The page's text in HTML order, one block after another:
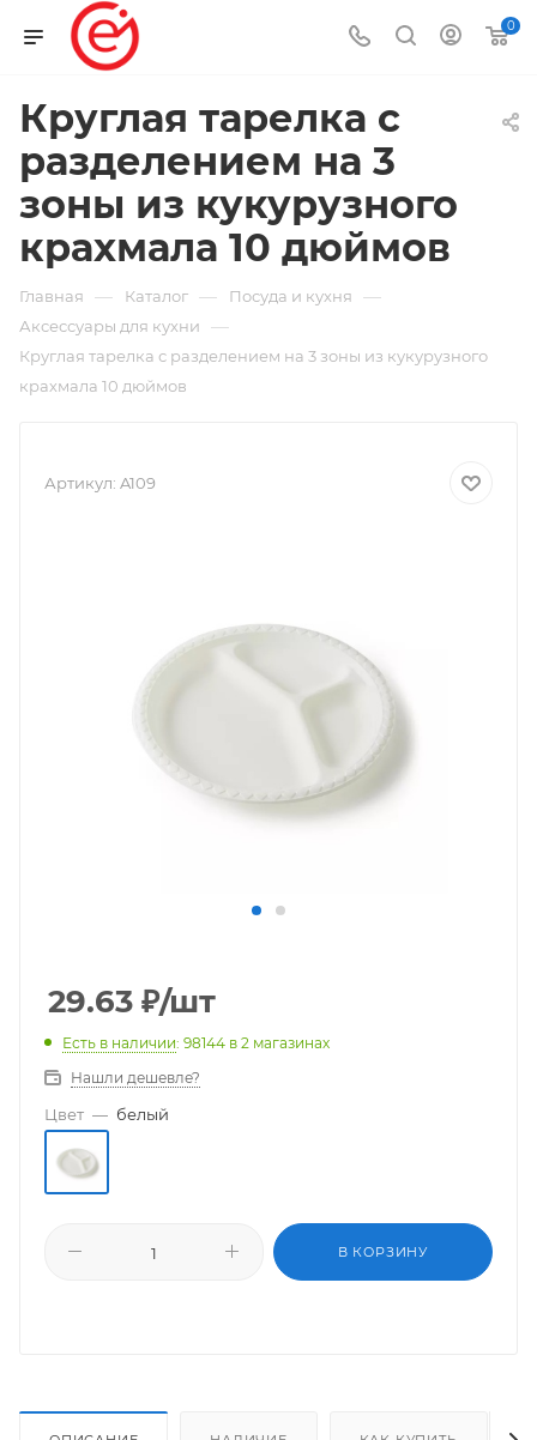
0
Круглая тарелка с
разделением на 3
зоны из кукурузного
крахмала 10 дюймов
Главная — Каталог — Посуда и кухня —
Аксессуары для кухни —
Круглая тарелка с разделением на 3 зоны из кукурузного
крахмала 10 дюймов
Артикул: A109
29.63 ₽/шт
Есть в наличии: 98144 в 2 магазинах
Нашли дешевле?
Цвет — белый
В КОРЗИНУ